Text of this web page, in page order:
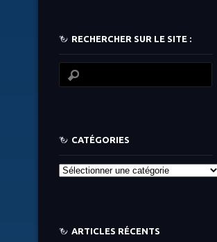
RECHERCHER SUR LE SITE :
CATÉGORIES
Catégories
ARTICLES RÉCENTS